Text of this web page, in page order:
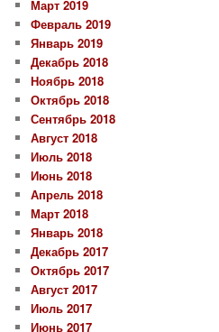
Март 2019
Февраль 2019
Январь 2019
Декабрь 2018
Ноябрь 2018
Октябрь 2018
Сентябрь 2018
Август 2018
Июль 2018
Июнь 2018
Апрель 2018
Март 2018
Январь 2018
Декабрь 2017
Октябрь 2017
Август 2017
Июль 2017
Июнь 2017